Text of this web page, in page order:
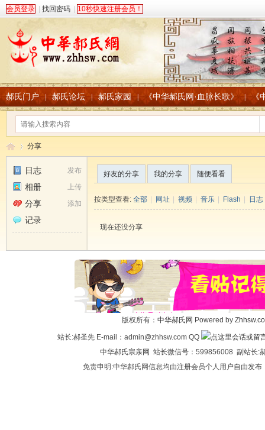
会员登录 找回密码 10秒快速注册会员！
郝氏门户 | 郝氏论坛 | 郝氏家园 | 《中华郝氏网·血脉长歌》 《
分享
发布
日志
上传
相册
添加
分享
记录
好友的分享 我的分享 随便看看
按类型查看: 全部 网址 视频 音乐 Flash 日志
现在还没分享
版权所有： 中华郝氏网 Powered by
站长:郝圣先 E-mail：admin@zhhsw.com QQ
中华郝氏宗亲网 站长微信号：599856008 副站长:
免责申明:中华郝氏网信息均由注册会员个人用户自由发